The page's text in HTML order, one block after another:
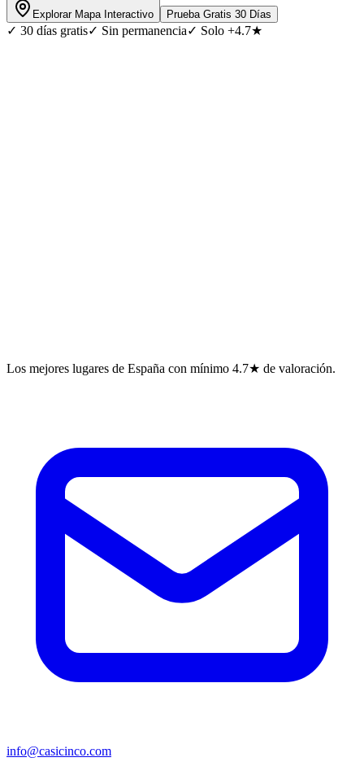
Explorar Mapa Interactivo Prueba Gratis 30 Días
✓ 30 días gratis✓ Sin permanencia✓ Solo +4.7★
Los mejores lugares de España con mínimo 4.7★ de valoración.
info@casicinco.com